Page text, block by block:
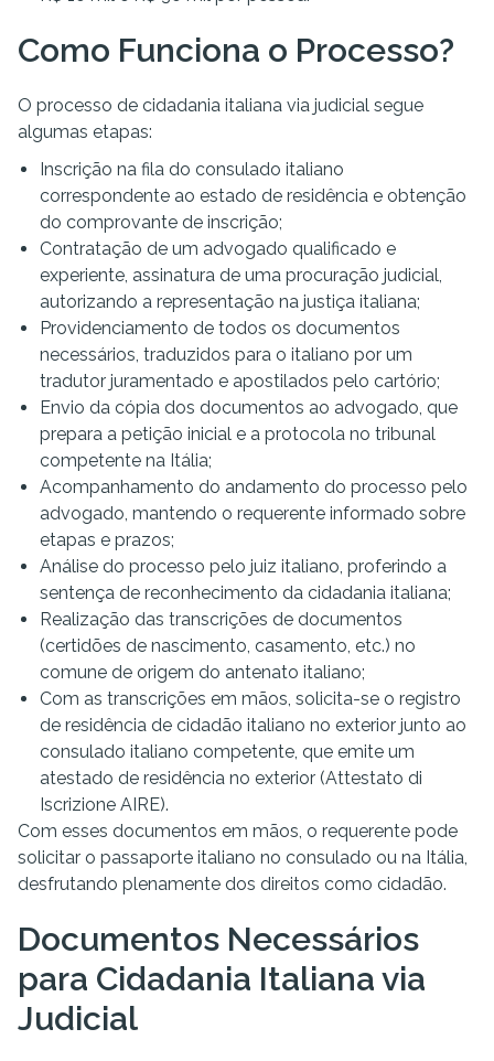
Como Funciona o Processo?
O processo de cidadania italiana via judicial segue
algumas etapas:
Inscrição na fila do consulado italiano
correspondente ao estado de residência e obtenção
do comprovante de inscrição;
Contratação de um advogado qualificado e
experiente, assinatura de uma procuração judicial,
autorizando a representação na justiça italiana;
Providenciamento de todos os documentos
necessários, traduzidos para o italiano por um
tradutor juramentado e apostilados pelo cartório;
Envio da cópia dos documentos ao advogado, que
prepara a petição inicial e a protocola no tribunal
competente na Itália;
Acompanhamento do andamento do processo pelo
advogado, mantendo o requerente informado sobre
etapas e prazos;
Análise do processo pelo juiz italiano, proferindo a
sentença de reconhecimento da cidadania italiana;
Realização das transcrições de documentos
(certidões de nascimento, casamento, etc.) no
comune de origem do antenato italiano;
Com as transcrições em mãos, solicita-se o registro
de residência de cidadão italiano no exterior junto ao
consulado italiano competente, que emite um
atestado de residência no exterior (Attestato di
Iscrizione AIRE).
Com esses documentos em mãos, o requerente pode
solicitar o passaporte italiano no consulado ou na Itália,
desfrutando plenamente dos direitos como cidadão.
Documentos Necessários
para Cidadania Italiana via
Judicial